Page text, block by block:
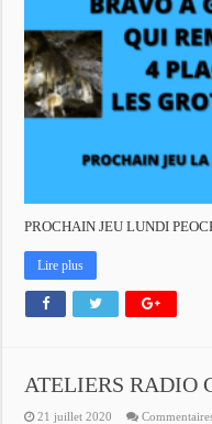
PROCHAIN JEU LUNDI
Lire plus
ATELIERS RADIO
21 juillet 2020